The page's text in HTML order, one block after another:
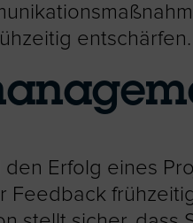
entschärfen.
Erfolg eines
Feedback